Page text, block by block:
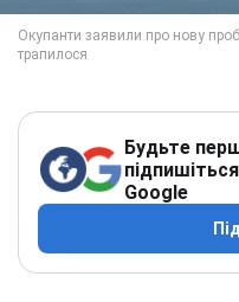
Будьте
Google